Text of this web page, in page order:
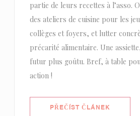
partie de leurs recettes à l’asso.
des ateliers de cuisine pour les
collèges et foyers, et lutter
précarité alimentaire. Une
futur plus goûtu. Bref, à table
action !
PŘEČÍST ČLÁNEK